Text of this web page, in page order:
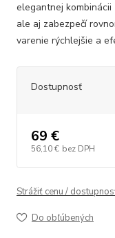
elegantnej
ale aj zabezpečí
varenie rýchlejšie a
Dostupnosť
69 €
56,10 € bez DPH
Strážiť cenu /
Do obľúbených